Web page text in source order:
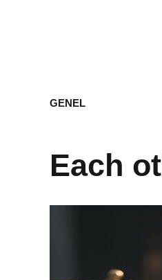
GENEL
Each